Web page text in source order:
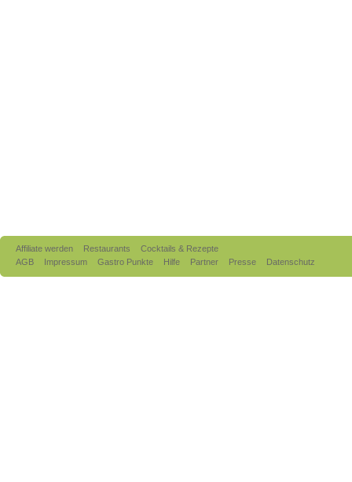
Affiliate werden Restaurants
Cocktails & Rezepte
AGB
Impressum Gastro Punkte Hilfe Partner Presse Datenschutz